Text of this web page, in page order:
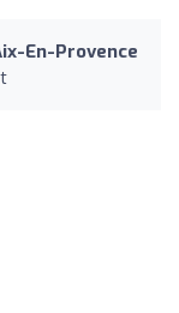
En-Provence